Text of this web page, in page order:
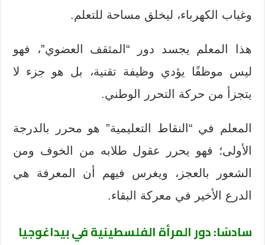
وغياب الكهرباء، ليخلق مساحة للتعلم.
هذا المعلم يجسد دور “المثقف العضوي”، فهو
ليس موظفًا يؤدي وظيفة تقنية، بل هو جزء لا
يتجزأ من حركة التحرر الوطني.
المعلم في “النقاط التعليمية” هو محرر بالدرجة
الأولى؛ فهو يحرر عقول طلابه من الخوف ومن
الشعور بالعجز، ويغرس فيهم أن المعرفة هي
الدرع الأخير في معركة البقاء.
سادسًا: دور المرأة الفلسطينية في بيداغوجيا